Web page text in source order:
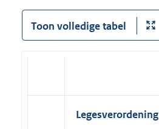
Toon volledige tabel
Legesverordening